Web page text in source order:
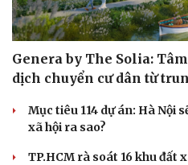
Genera by The Solia:
dịch chuyển cư dân từ
Mục tiêu 114 dự án: Hà Nội
xã hội ra sao?
TP.HCM rà soát 16 khu đất